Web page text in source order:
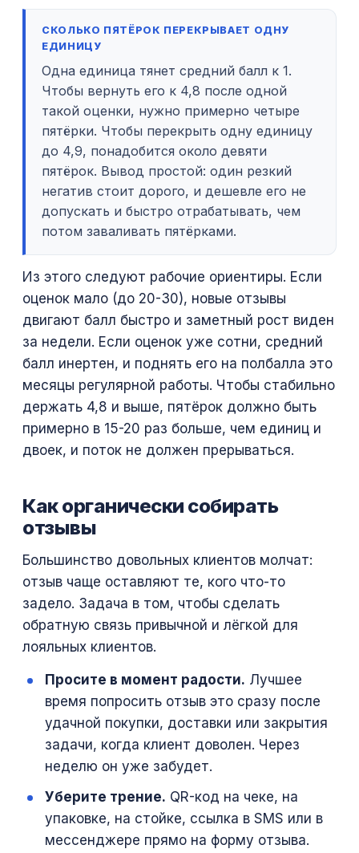
СКОЛЬКО ПЯТЁРОК ПЕРЕКРЫВАЕТ ОДНУ
ЕДИНИЦУ
Одна единица тянет средний балл к 1.
Чтобы вернуть его к 4,8 после одной
такой оценки, нужно примерно четыре
пятёрки. Чтобы перекрыть одну единицу
до 4,9, понадобится около девяти
пятёрок. Вывод простой: один резкий
негатив стоит дорого, и дешевле его не
допускать и быстро отрабатывать, чем
потом заваливать пятёрками.
Из этого следуют рабочие ориентиры. Если
оценок мало (до 20-30), новые отзывы
двигают балл быстро и заметный рост виден
за недели. Если оценок уже сотни, средний
балл инертен, и поднять его на полбалла это
месяцы регулярной работы. Чтобы стабильно
держать 4,8 и выше, пятёрок должно быть
примерно в 15-20 раз больше, чем единиц и
двоек, и поток не должен прерываться.
Как органически собирать
отзывы
Большинство довольных клиентов молчат:
отзыв чаще оставляют те, кого что-то
задело. Задача в том, чтобы сделать
обратную связь привычной и лёгкой для
лояльных клиентов.
Просите в момент радости. Лучшее
время попросить отзыв это сразу после
удачной покупки, доставки или закрытия
задачи, когда клиент доволен. Через
неделю он уже забудет.
Уберите трение. QR-код на чеке, на
упаковке, на стойке, ссылка в SMS или в
мессенджере прямо на форму отзыва.